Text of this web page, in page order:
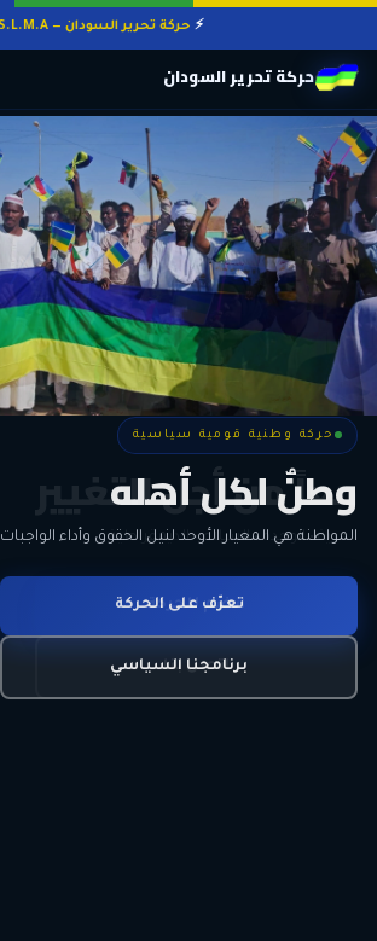
حركة تحرير السودان — Sudan Liberation Movement S.L.M.A
حركة تحرير السودان
حركة وطنية قومية سياسية
وطنٌ لكل أهله
المواطنة هي المعيار الأوحد لنيل الحقوق وأداء الواجبات
تعرّف على الحركة
برنامجنا السياسي
حركة وطنية قومية سياسية
معاً من أجل التغيير
الحرية • الوحدة • السلام • الديمقراطية
انضم للحركة
اتصل بنا